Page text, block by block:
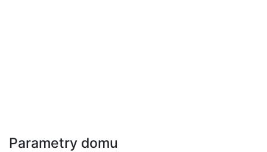
Parametry domu